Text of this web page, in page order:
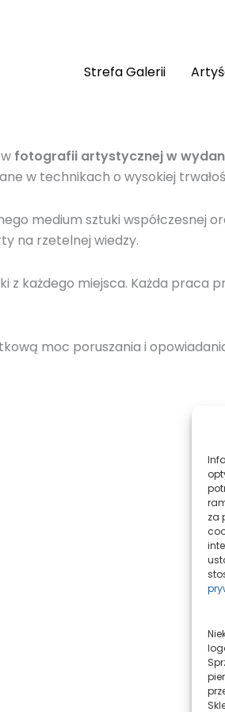
Informujemy, iż w celu realizacji usług dostępnych w naszym sklepie,
za
Niektóre dane techniczne (np. adres IP, identyfikatory urządzenia, informacje o
Strefa Galerii
fotografii artystycznej w
w technikach o wysokiej
medium sztuki współczesnej
na rzetelnej wiedzy.
z każdego miejsca. Każda
moc poruszania i